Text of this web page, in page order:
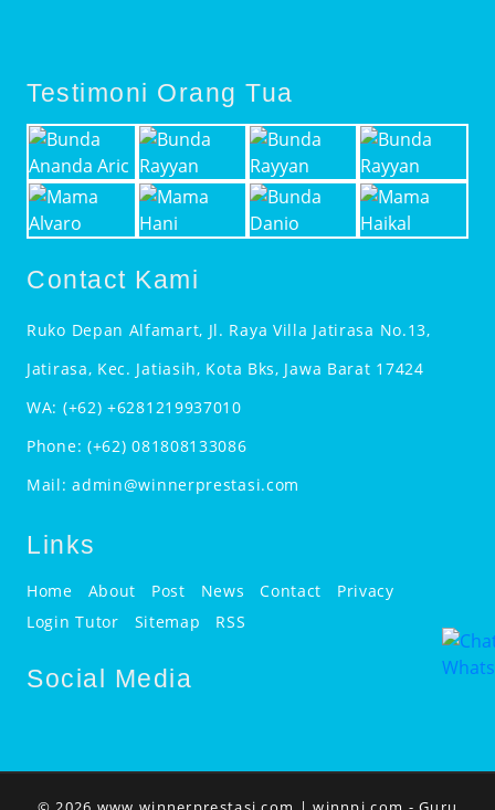
Testimoni Orang Tua
Contact Kami
Ruko Depan Alfamart, Jl. Raya Villa Jatirasa No.13,
Jatirasa, Kec. Jatiasih, Kota Bks, Jawa Barat 17424
WA: (+62) +6281219937010
Phone: (+62) 081808133086
Mail:admin@winnerprestasi.com
Links
Home About Post News Contact
Privacy
Login Tutor
Sitemap RSS
Social Media